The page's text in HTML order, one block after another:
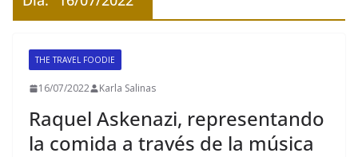
THE TRAVEL FOODIE
16/07/2022 Karla Salinas
Raquel Askenazi, representando
la comida a través de la música